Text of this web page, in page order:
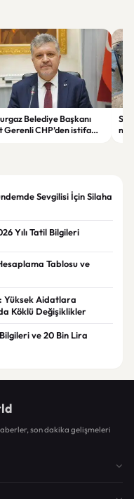
Belediye Başkanı
Gerenli CHP’den istifa
Sevgilisi İçin Silaha
Yılı Tatil Bilgileri
Tablosu ve
Yüksek Aidatlara
Köklü Değişiklikler
ve 20 Bin Lira
son dakika gelişmeleri